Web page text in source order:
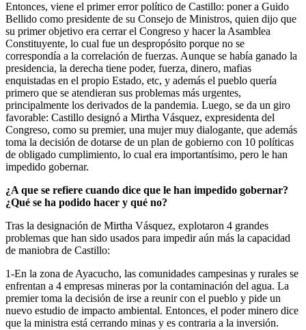
Entonces, viene el primer error político de Castillo: poner a Guido
Bellido como presidente de su Consejo de Ministros, quien dijo que
su primer objetivo era cerrar el Congreso y hacer la Asamblea
Constituyente, lo cual fue un despropósito porque no se
correspondía a la correlación de fuerzas. Aunque se había ganado la
presidencia, la derecha tiene poder, fuerza, dinero, mafias
enquistadas en el propio Estado, etc, y además el pueblo quería
primero que se atendieran sus problemas más urgentes,
principalmente los derivados de la pandemia. Luego, se da un giro
favorable: Castillo designó a Mirtha Vásquez, expresidenta del
Congreso, como su premier, una mujer muy dialogante, que además
toma la decisión de dotarse de un plan de gobierno con 10 políticas
de obligado cumplimiento, lo cual era importantísimo, pero le han
impedido gobernar.
¿A que se refiere cuando dice que le han impedido gobernar?
¿Qué se ha podido hacer y qué no?
Tras la designación de Mirtha Vásquez, explotaron 4 grandes
problemas que han sido usados para impedir aún más la capacidad
de maniobra de Castillo:
1-En la zona de Ayacucho, las comunidades campesinas y rurales se
enfrentan a 4 empresas mineras por la contaminación del agua. La
premier toma la decisión de irse a reunir con el pueblo y pide un
nuevo estudio de impacto ambiental. Entonces, el poder minero dice
que la ministra está cerrando minas y es contraria a la inversión.